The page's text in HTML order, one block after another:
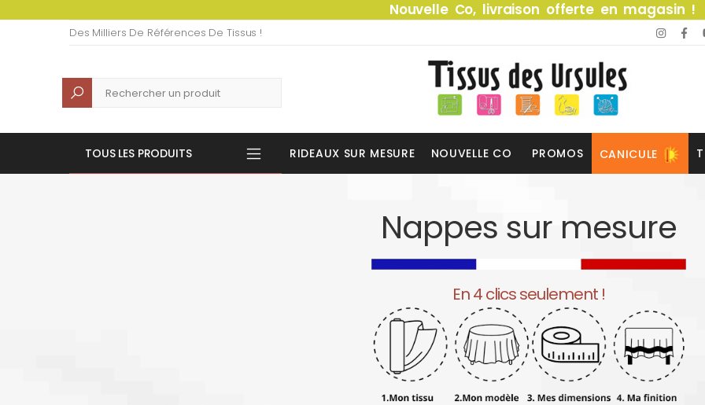
Nouvelle Co, livraison offerte en magasin !
Des Milliers De Références De Tissus !
Recherche
TOUS LES PRODUITS RIDEAUX SUR MESURE NOUVELLE CO PROMOS CANICULE
Nappes sur mesure
En 4 clics seulement !